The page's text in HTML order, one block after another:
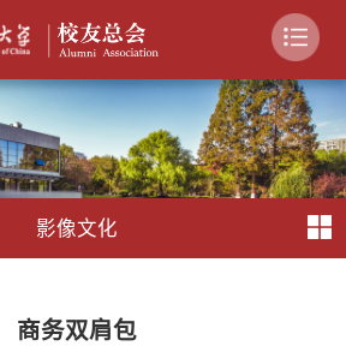
影像文化
商务双肩包